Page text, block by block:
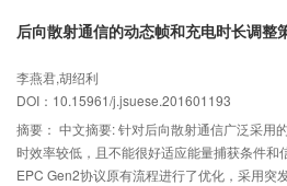
移动时，传感节点可获知信标节点的不同位置
仿真结果表明：MPPA算法可根据网格中心和
且能实现监控区域任何位置上传感节点定位的
信标节点的移动路径长度和停留位置个数，降
知自身位置所需要的时间，并将传感节点平均
一定的条件下，MPPA算法比SCAN、
后向散射通信的动态帧和充电时长调整
李燕君,胡绍利
DOI：10.15961/j.jsuese.201601193
摘要： 中文摘要: 针对后向散射通信广泛采用
时效率较低，且不能很好适应能量捕获条件和
EPC Gen2协议原有流程进行了优化，采用突